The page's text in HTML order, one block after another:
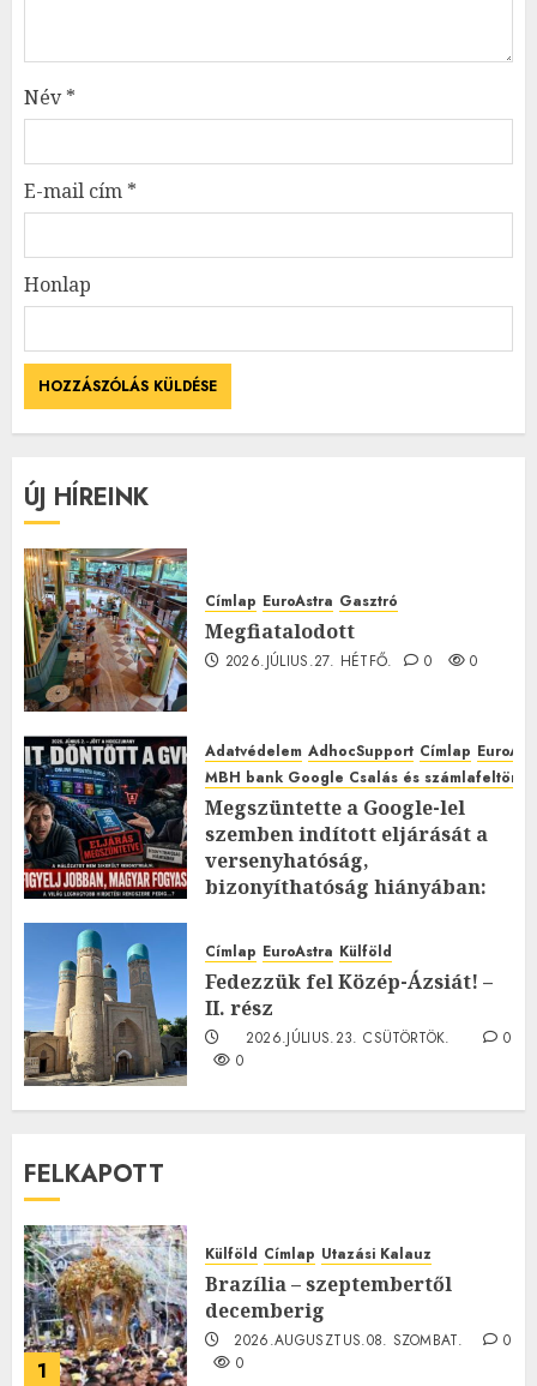
Név*
E-mail cím *
Honlap
ÚJ HÍREINK
Címlap EuroAstra Gasztró
Megfiatalodott
2026.JÚLIUS.27. HÉTFŐ. 0 0
Adatvédelem AdhocSupport Címlap
MBH bank Google Csalás és
Megszüntette a Google-lel
szemben indított eljárását a
versenyhatóság,
bizonyíthatóság hiányában:
2026.JÚLIUS.23. CSÜTÖRTÖK.
0
Címlap EuroAstra Külföld
Fedezzük fel Közép-Ázsiát! –
II. rész
2026.JÚLIUS.23. CSÜTÖRTÖK.
0
0
FELKAPOTT
1
Külföld Címlap Utazási Kalauz
Brazília – szeptembertől
decemberig
2026.AUGUSZTUS.08. SZOMBAT.
0
0